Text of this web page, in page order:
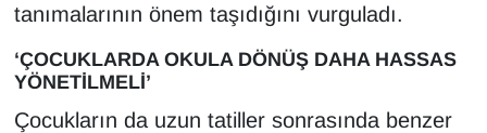
tanımalarının önem taşıdığını vurguladı.
‘ÇOCUKLARDA OKULA DÖNÜŞ DAHA HASSAS
YÖNETİLMELİ’
Çocukların da uzun tatiller sonrasında benzer